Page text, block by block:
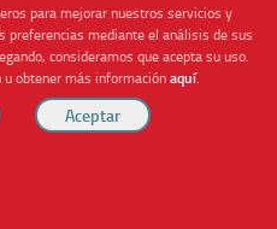
para mejorar nuestros servicios y
preferencias mediante el análisis de sus
consideramos que acepta su uso.
u obtener más informaciónaquí.